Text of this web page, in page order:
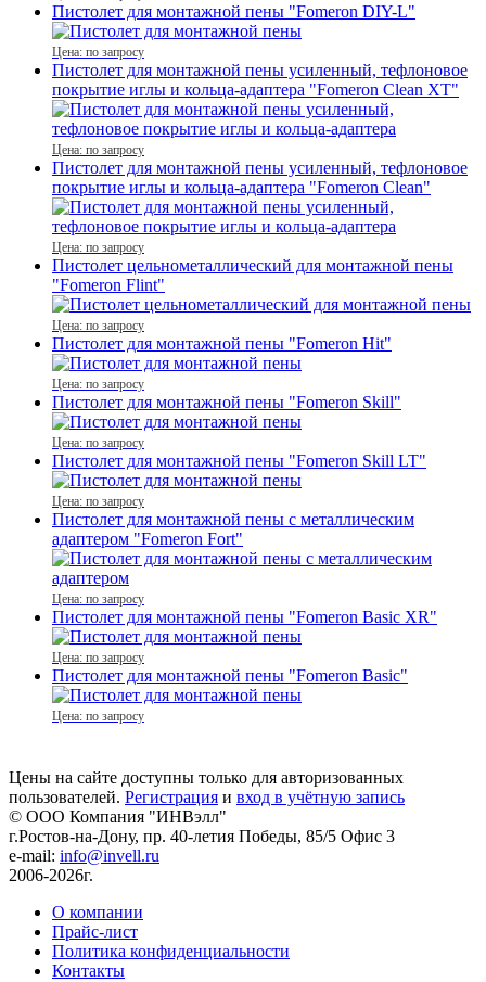
Пистолет для монтажной пены "Fomeron DIY-L"
Цена: по запросу
Пистолет для монтажной пены усиленный, тефлоновое
покрытие иглы и кольца-адаптера "Fomeron Clean ХТ"
Цена: по запросу
Пистолет для монтажной пены усиленный, тефлоновое
покрытие иглы и кольца-адаптера "Fomeron Clean"
Цена: по запросу
Пистолет цельнометаллический для монтажной пены
"Fomeron Flint"
Цена: по запросу
Пистолет для монтажной пены "Fomeron Hit"
Цена: по запросу
Пистолет для монтажной пены "Fomeron Skill"
Цена: по запросу
Пистолет для монтажной пены "Fomeron Skill LT"
Цена: по запросу
Пистолет для монтажной пены с металлическим
адаптером "Fomeron Fort"
Цена: по запросу
Пистолет для монтажной пены "Fomeron Basic XR"
Цена: по запросу
Пистолет для монтажной пены "Fomeron Basic"
Цена: по запросу
Цены на сайте доступны только для авторизованных
пользователей. Регистрация и вход в учётную запись
© ООО Компания "ИНВэлл"
г.Ростов-на-Дону, пр. 40-летия Победы, 85/5 Офис 3
e-mail: info@invell.ru
2006-2026г.
О компании
Прайс-лист
Политика конфиденциальности
Контакты